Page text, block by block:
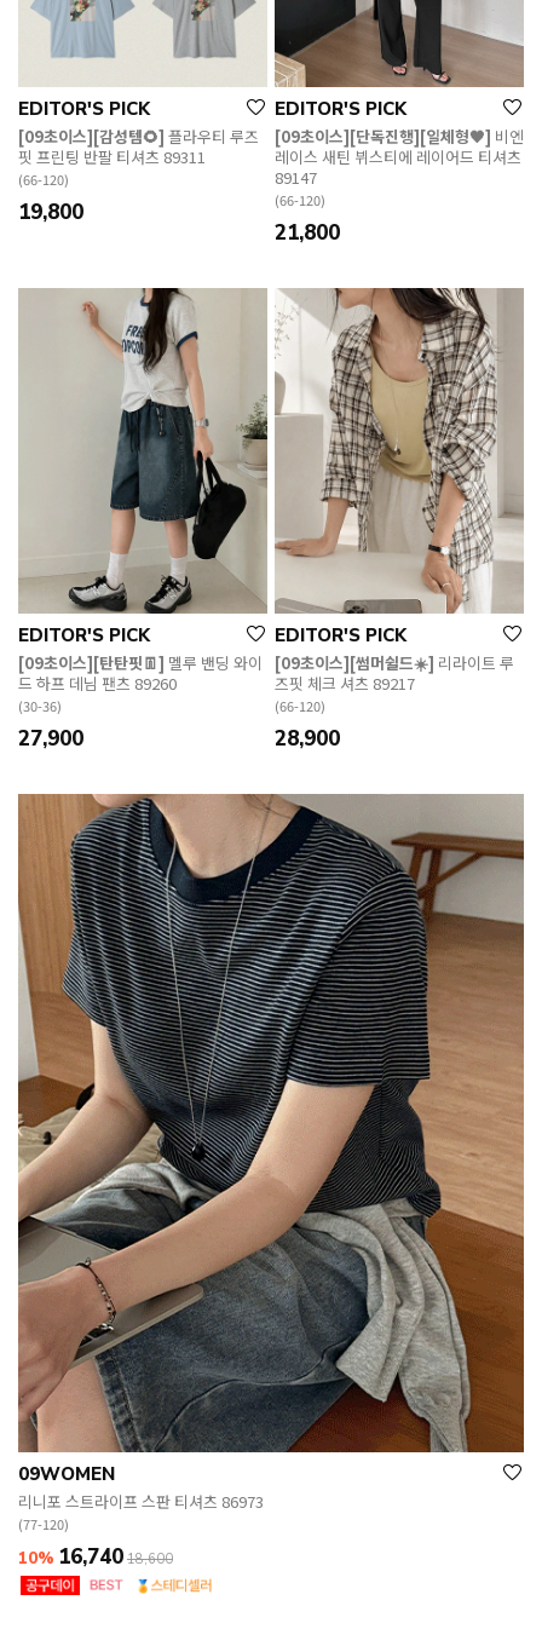
EDITOR'S PICK
[09초이스][감성템🌻] 플라우티 루즈
핏 프린팅 반팔 티셔츠 89311
(66-120)
19,800
EDITOR'S PICK
[09초이스][단독진행][일체형🖤] 비엔
레이스 새틴 뷔스티에 레이어드 티셔츠
89147
(66-120)
21,800
EDITOR'S PICK
[09초이스][탄탄핏👖] 멜루 밴딩 와이
드 하프 데님 팬츠 89260
(30-36)
27,900
EDITOR'S PICK
[09초이스][썸머쉴드☀️] 리라이트 루
즈핏 체크 셔츠 89217
(66-120)
28,900
09WOMEN
리니포 스트라이프 스판 티셔츠 86973
(77-120)
10% 16,740 18,600